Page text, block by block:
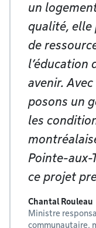
un
qualité, elle
de
l’éducation
avenir.
posons un
les
Pointe-aux-
ce projet
Chantal Rouleau
Ministre
communautaire,